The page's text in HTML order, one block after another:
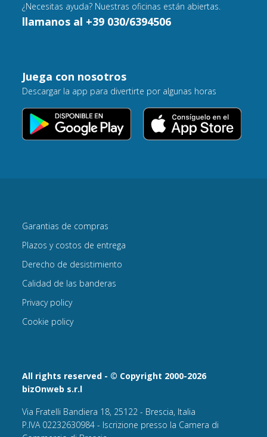
¿Necesitas ayuda? Nuestras oficinas están abiertas.
llamanos al +39 030/6394506
Juega con nosotros
Descargar la app para divertirte por algunas horas
All rights reserved - © Copyright 2000-2026
bizOnweb s.r.l
Via Fratelli Bandiera 18, 25122 - Brescia, Italia
P.IVA 02232630984 - Iscrizione presso la Camera di
Garantias de compras
Plazos y costos de entrega
Derecho de desistimiento
Calidad de las banderas
Privacy policy
Cookie policy